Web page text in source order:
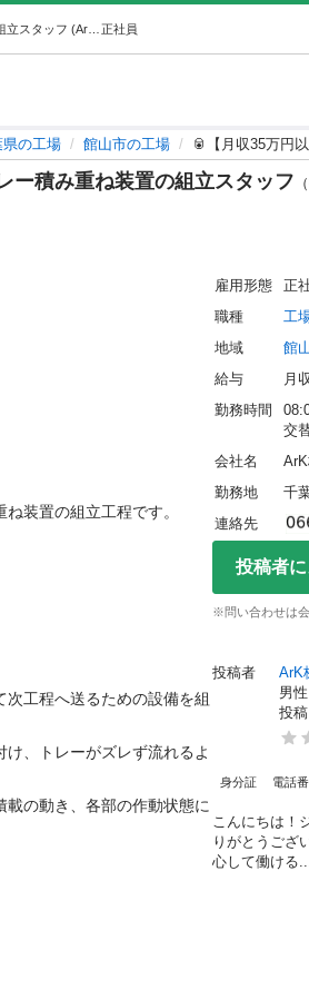
正社員
県の工場 館山市の工場 🥫【月収35万円
ー積み重ね装置の組立スタッフ
装置の組立工程です。
工程へ送るための設備を組
、トレーがズレず流れるよ
の動き、各部の作動状態に
雇用形態
正
職種
工
地域
館
給与
月
勤務時間
交
会社名
勤務地
千
連絡先
投稿者
※問い合わせは
投稿者
ArK
男性
投稿
身分証 電話
こんにちは！
りがとうござ
心して働ける